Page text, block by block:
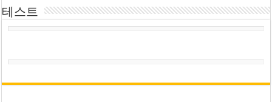
테스트